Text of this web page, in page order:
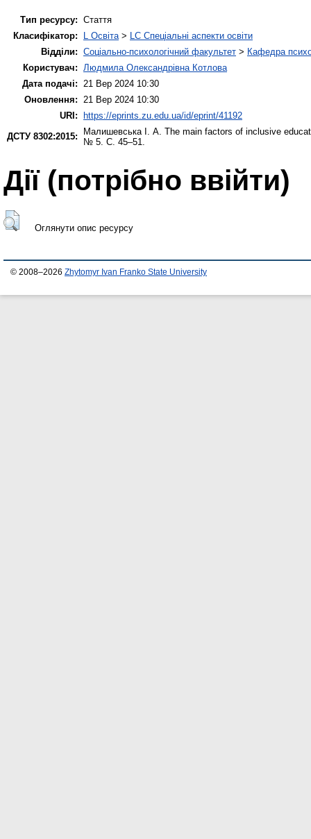
Тип ресурсу: Стаття
Класифікатор:
L Освіта> LC Спеціальні аспекти освіти
Відділи: Соціально-психологічний факультет > Кафедра
Користувач: Людмила Олександрівна Котлова
Дата подачі: 21 Вер 2024 10:30
Оновлення: 21 Вер 2024 10:30
URI:
https://eprints.zu.edu.ua/id/eprint/41192
ДСТУ 8302:2015:
Малишевська І. А. The main factors of inclusive
№ 5. С. 45–51.
Дії ​​(потрібно ввійти)
Оглянути опис ресурсу
© 2008–2026 Zhytomyr Ivan Franko State University